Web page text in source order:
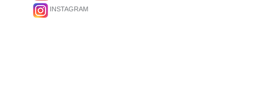
INSTAGRAM